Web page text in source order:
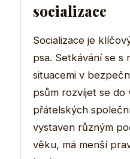
socializace
Socializace je
psa. Setkávání se s
situacemi v
psům rozvíjet se do
přátelských
vystaven různým
věku, má menší